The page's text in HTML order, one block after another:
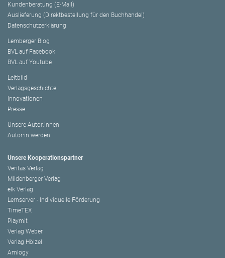
Kundenberatung (E-Mail)
Auslieferung (Direktbestellung für den Buchhandel)
Datenschutzerklärung
Lemberger Blog
BVL auf Facebook
BVL auf Youtube
Leitbild
Verlagsgeschichte
Innovationen
Presse
Unsere Autor:innen
Autor:in werden
Unsere Kooperationspartner
Veritas Verlag
Mildenberger Verlag
elk Verlag
Lernserver - Individuelle Förderung
TimeTEX
Playmit
Verlag Weber
Verlag Hölzel
Amlogy